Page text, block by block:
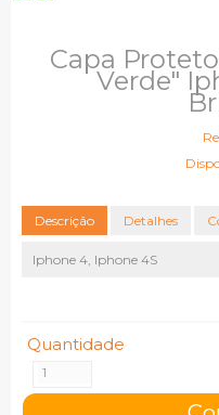
Capa
Verde"
Descrição Detalhes
Iphone 4, Iphone 4S
Quantidade